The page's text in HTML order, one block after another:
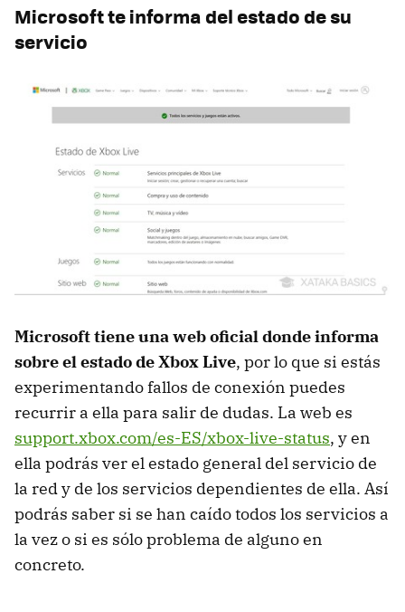
Microsoft te informa del estado de su
servicio
Microsoft tiene una web oficial donde informa
sobre el estado de Xbox Live, por lo que si estás
experimentando fallos de conexión puedes
recurrir a ella para salir de dudas. La web es
support.xbox.com/es-ES/xbox-live-status, y en
ella podrás ver el estado general del servicio de
la red y de los servicios dependientes de ella. Así
podrás saber si se han caído todos los servicios a
la vez o si es sólo problema de alguno en
concreto.